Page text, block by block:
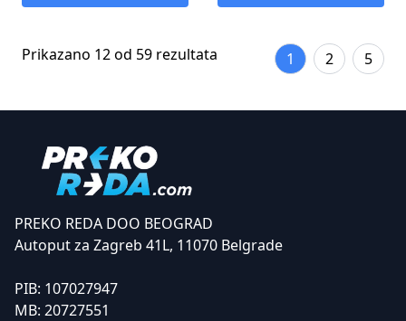
Prikazano 12 od 59 rezultata 1 2 5
PREKO REDA DOO BEOGRAD
Autoput za Zagreb 41L, 11070 Belgrade
PIB: 107027947
MB: 20727551